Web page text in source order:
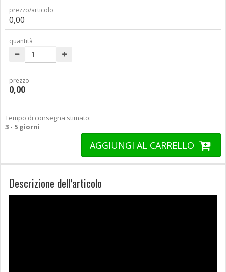
prezzo/articolo
0,00
quantità
prezzo
0,00
Tempo di consegna stimato:
3 - 5 giorni
AGGIUNGI AL CARRELLO
Descrizione dell’articolo